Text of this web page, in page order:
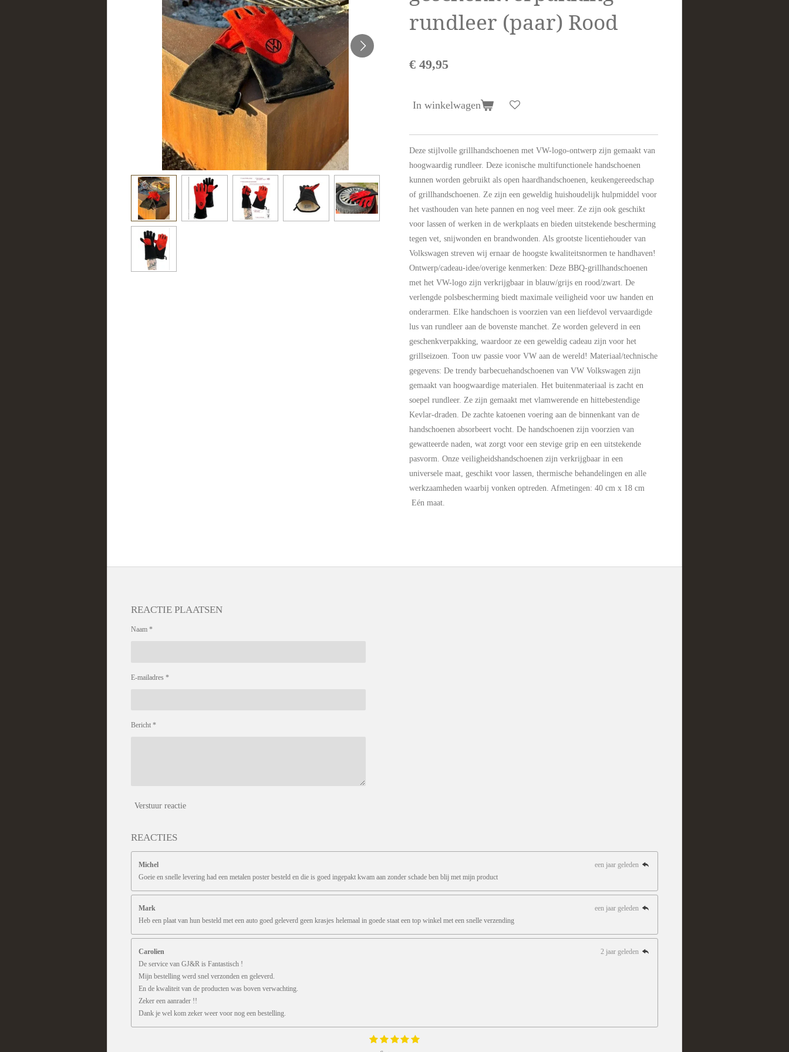
rundleer (paar) Rood
€ 49,95
In winkelwagen
Deze stijlvolle grillhandschoenen met VW-logo-ontwerp zijn gemaakt van
hoogwaardig rundleer. Deze iconische multifunctionele handschoenen
kunnen worden gebruikt als open haardhandschoenen, keukengereedschap
of grillhandschoenen. Ze zijn een geweldig huishoudelijk hulpmiddel voor
het vasthouden van hete pannen en nog veel meer. Ze zijn ook geschikt
voor lassen of werken in de werkplaats en bieden uitstekende bescherming
tegen vet, snijwonden en brandwonden. Als grootste licentiehouder van
Volkswagen streven wij ernaar de hoogste kwaliteitsnormen te handhaven!
Ontwerp/cadeau-idee/overige kenmerken: Deze BBQ-grillhandschoenen
met het VW-logo zijn verkrijgbaar in blauw/grijs en rood/zwart. De
verlengde polsbescherming biedt maximale veiligheid voor uw handen en
onderarmen. Elke handschoen is voorzien van een liefdevol vervaardigde
lus van rundleer aan de bovenste manchet. Ze worden geleverd in een
geschenkverpakking, waardoor ze een geweldig cadeau zijn voor het
grillseizoen. Toon uw passie voor VW aan de wereld! Materiaal/technische
gegevens: De trendy barbecuehandschoenen van VW Volkswagen zijn
gemaakt van hoogwaardige materialen. Het buitenmateriaal is zacht en
soepel rundleer. Ze zijn gemaakt met vlamwerende en hittebestendige
Kevlar-draden. De zachte katoenen voering aan de binnenkant van de
handschoenen absorbeert vocht. De handschoenen zijn voorzien van
gewatteerde naden, wat zorgt voor een stevige grip en een uitstekende
pasvorm. Onze veiligheidshandschoenen zijn verkrijgbaar in een
universele maat, geschikt voor lassen, thermische behandelingen en alle
werkzaamheden waarbij vonken optreden. Afmetingen: 40 cm x 18 cm
Eén maat.
REACTIE PLAATSEN
Naam *
E-mailadres *
Bericht *
Verstuur reactie
REACTIES
Michel
een jaar geleden
Goeie en snelle levering had een metalen poster besteld en die is goed ingepakt kwam aan zonder schade ben blij met mijn product
Mark
een jaar geleden
Heb een plaat van hun besteld met een auto goed geleverd geen krasjes helemaal in goede staat een top winkel met een snelle verzending
Carolien
2 jaar geleden
De service van GJ&R is Fantastisch !
Mijn bestelling werd snel verzonden en geleverd.
En de kwaliteit van de producten was boven verwachting.
Zeker een aanrader !!
Dank je wel kom zeker weer voor nog een bestelling.
1
2
3
4
5 S